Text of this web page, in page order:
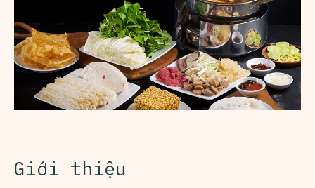
Giới thiệu